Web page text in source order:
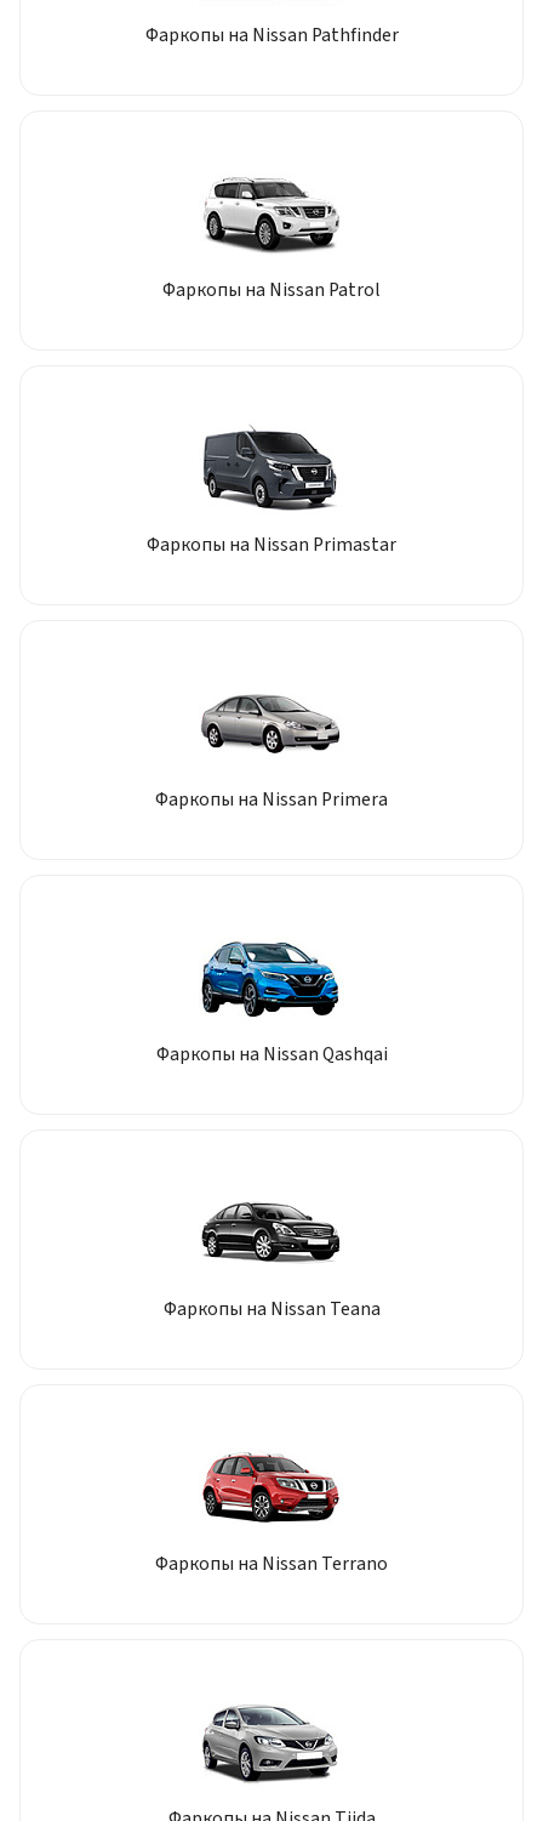
Фаркопы на Nissan Pathfinder
Фаркопы на Nissan Patrol
Фаркопы на Nissan Primastar
Фаркопы на Nissan Primera
Фаркопы на Nissan Qashqai
Фаркопы на Nissan Teana
Фаркопы на Nissan Terrano